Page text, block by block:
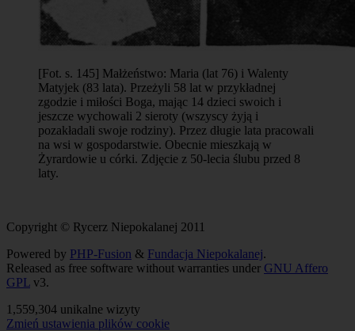
[Fot. s. 145] Małżeństwo: Maria (lat 76) i Walenty
Matyjek (83 lata). Przeżyli 58 lat w przykładnej
zgodzie i miłości Boga, mając 14 dzieci swoich i
jeszcze wychowali 2 sieroty (wszyscy żyją i
pozakładali swoje rodziny). Przez długie lata pracowali
na wsi w gospodarstwie. Obecnie mieszkają w
Żyrardowie u córki. Zdjęcie z 50-lecia ślubu przed 8
laty.
Copyright © Rycerz Niepokalanej 2011
Powered by PHP-Fusion & Fundacja Niepokalanej.
Released as free software without warranties under GNU Affero
GPL v3.
1,559,304 unikalne wizyty
Zmień ustawienia plików cookie